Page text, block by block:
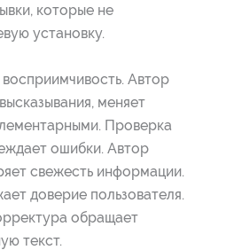
которые не
установку.
Автор
меняет
Проверка
ошибки. Автор
свежесть информации.
доверие пользователя.
обращает
текст.